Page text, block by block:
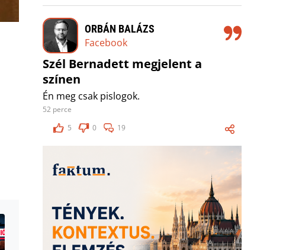
ORBÁN BALÁZS
Facebook
Szél Bernadett megjelent a
színen
Én meg csak pislogok.
52 perce
5
0 19